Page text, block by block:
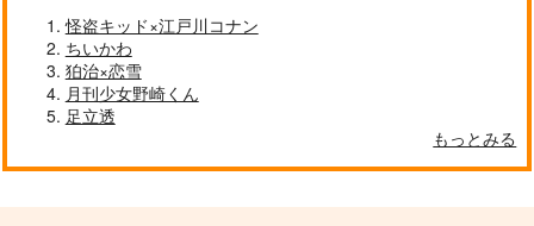
サンプル
作品詳細
怪盗キッド×江戸川コナン
ちいかわ
狛治×恋雪
月刊少女野崎くん
足立透
もっとみる